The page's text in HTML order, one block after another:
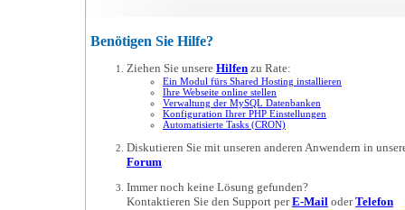
Benötigen Sie Hilfe?
Ziehen Sie unsere Hilfen zu Rate:
Ein Modul fürs Shared Hosting installieren
Ihre Webseite online stellen
Verwaltung der MySQL Datenbanken
Konfiguration Ihrer PHP Einstellungen
Automatisierte Tasks (CRON)
Diskutieren Sie mit unseren anderen Anwendern in
Forum
Immer noch keine Lösung gefunden?
Kontaktieren Sie den Support perE-Mail oderTelefon